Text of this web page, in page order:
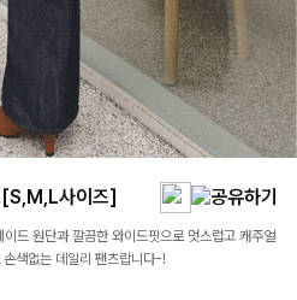
[S,M,L사이즈]
드 원단과 깔끔한 와이드핏으로 멋스럽고 캐주얼
색없는 데일리 팬츠랍니다-!